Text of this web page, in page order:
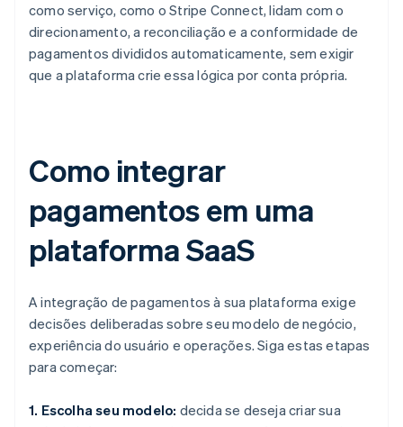
como serviço, como o Stripe Connect, lidam com o
direcionamento, a reconciliação e a conformidade de
pagamentos divididos automaticamente, sem exigir
que a plataforma crie essa lógica por conta própria.
Como integrar
pagamentos em uma
plataforma SaaS
A integração de pagamentos à sua plataforma exige
decisões deliberadas sobre seu modelo de negócio,
experiência do usuário e operações. Siga estas etapas
para começar:
1. Escolha seu modelo: decida se deseja criar sua